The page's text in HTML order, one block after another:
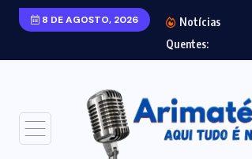
8 DE AGOSTO, 2026
Notícias
Quentes: